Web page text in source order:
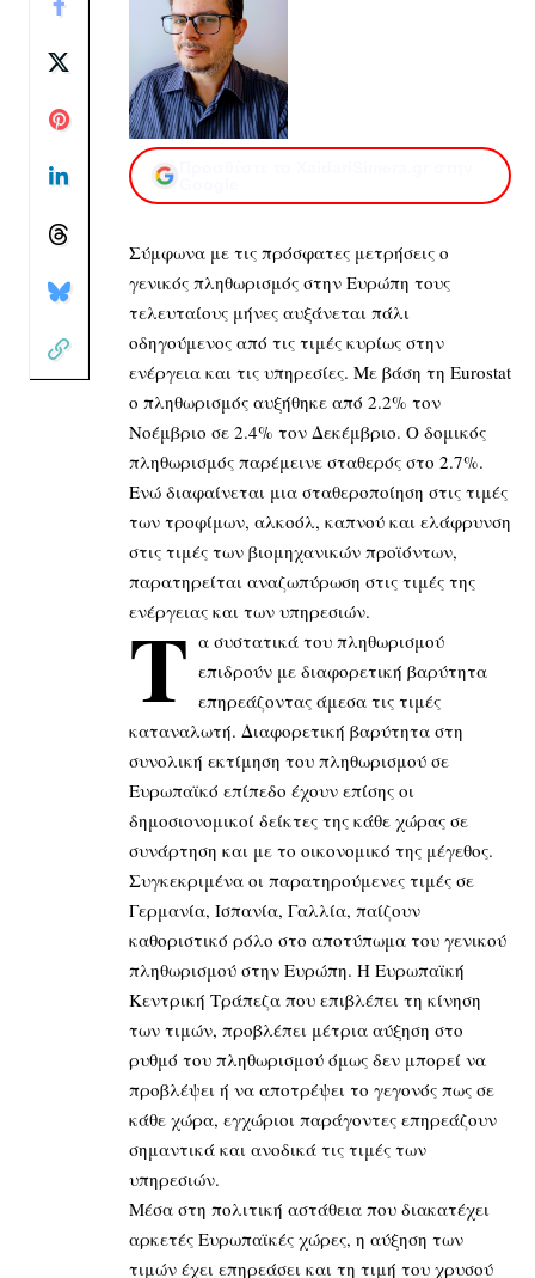
Σύμφωνα με τις πρόσφατες μετρήσεις ο
γενικός πληθωρισμός στην Ευρώπη τους
τελευταίους μήνες αυξάνεται πάλι
οδηγούμενος από τις τιμές κυρίως στην
ενέργεια και τις υπηρεσίες. Με βάση τη Eurostat
ο πληθωρισμός αυξήθηκε από 2.2% τον
Νοέμβριο σε 2.4% τον Δεκέμβριο. Ο δομικός
πληθωρισμός παρέμεινε σταθερός στο 2.7%.
Ενώ διαφαίνεται μια σταθεροποίηση στις τιμές
των τροφίμων, αλκοόλ, καπνού και ελάφρυνση
στις τιμές των βιομηχανικών προϊόντων,
παρατηρείται αναζωπύρωση στις τιμές της
ενέργειας και των υπηρεσιών.
Τ α συστατικά του πληθωρισμού
επιδρούν με διαφορετική βαρύτητα
επηρεάζοντας άμεσα τις τιμές
καταναλωτή. Διαφορετική βαρύτητα στη
συνολική εκτίμηση του πληθωρισμού σε
Ευρωπαϊκό επίπεδο έχουν επίσης οι
δημοσιονομικοί δείκτες της κάθε χώρας σε
συνάρτηση και με το οικονομικό της μέγεθος.
Συγκεκριμένα οι παρατηρούμενες τιμές σε
Γερμανία, Ισπανία, Γαλλία, παίζουν
καθοριστικό ρόλο στο αποτύπωμα του γενικού
πληθωρισμού στην Ευρώπη. Η Ευρωπαϊκή
Κεντρική Τράπεζα που επιβλέπει τη κίνηση
των τιμών, προβλέπει μέτρια αύξηση στο
ρυθμό του πληθωρισμού όμως δεν μπορεί να
προβλέψει ή να αποτρέψει το γεγονός πως σε
κάθε χώρα, εγχώριοι παράγοντες επηρεάζουν
σημαντικά και ανοδικά τις τιμές των
υπηρεσιών.
Μέσα στη πολιτική αστάθεια που διακατέχει
αρκετές Ευρωπαϊκές χώρες, η αύξηση των
τιμών έχει επηρεάσει και τη τιμή του χρυσού